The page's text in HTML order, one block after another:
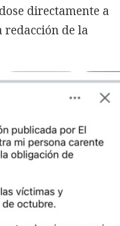
directamente a
de la